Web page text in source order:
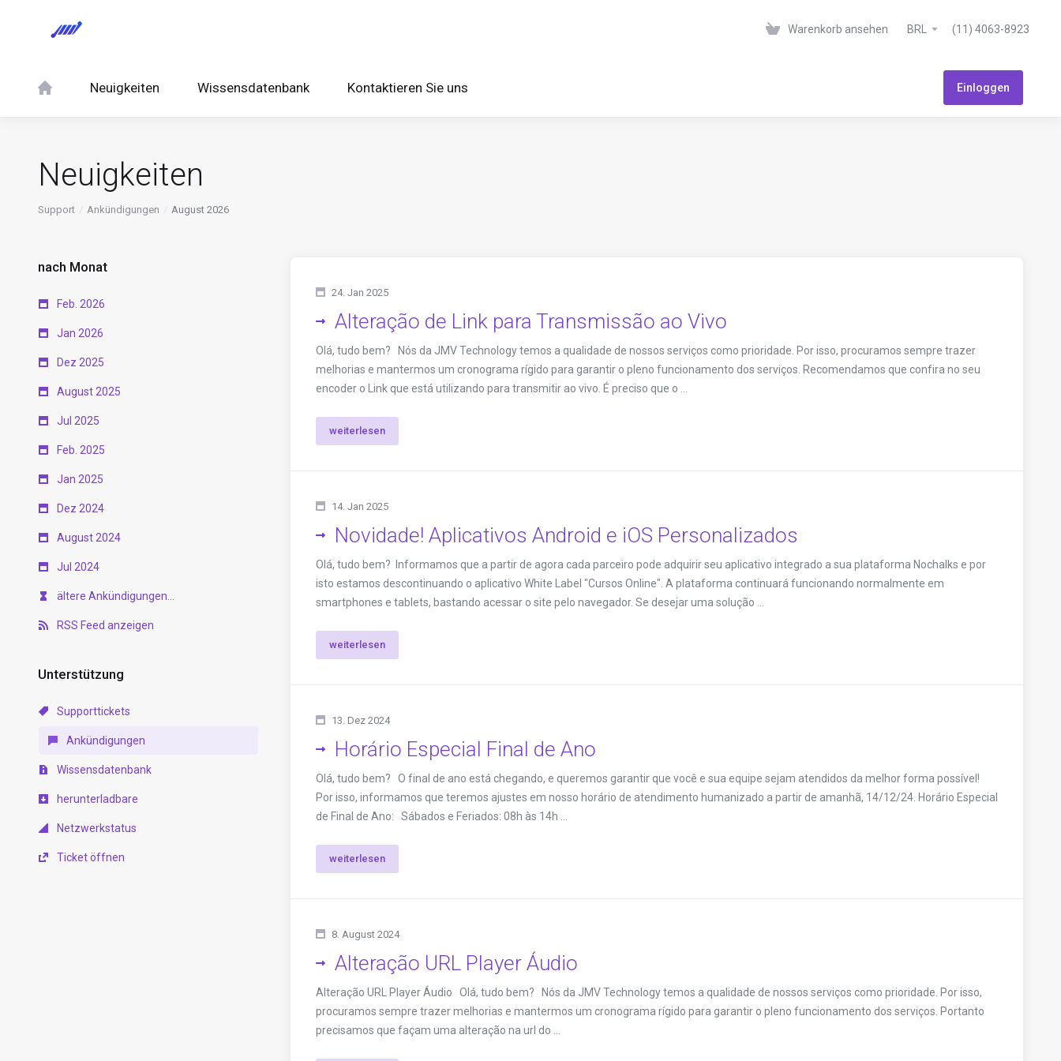
Warenkorb ansehen BRL (11) 4063-8923
Neuigkeiten Wissensdatenbank Kontaktieren Sie uns Einloggen
Neuigkeiten
Support Ankündigungen August 2026
nach Monat
Feb. 2026
Jan 2026
Dez 2025
August 2025
Jul 2025
Feb. 2025
Jan 2025
Dez 2024
August 2024
Jul 2024
ältere Ankündigungen...
RSS Feed anzeigen
Unterstützung
Supporttickets
Ankündigungen
Wissensdatenbank
herunterladbare
Netzwerkstatus
Ticket öffnen
24. Jan 2025
Alteração de Link para Transmissão ao Vivo
Olá, tudo bem? Nós da JMV Technology temos a qualidade de nossos serviços como prioridade. Por isso, procuramos sempre trazer
melhorias e mantermos um cronograma rígido para garantir o pleno funcionamento dos serviços. Recomendamos que confira no seu
encoder o Link que está utilizando para transmitir ao vivo. É preciso que o ...
weiterlesen
14. Jan 2025
Novidade! Aplicativos Android e iOS Personalizados
Olá, tudo bem? Informamos que a partir de agora cada parceiro pode adquirir seu aplicativo integrado a sua plataforma Nochalks e por
isto estamos descontinuando o aplicativo White Label "Cursos Online". A plataforma continuará funcionando normalmente em
smartphones e tablets, bastando acessar o site pelo navegador. Se desejar uma solução ...
weiterlesen
13. Dez 2024
Horário Especial Final de Ano
Olá, tudo bem? O final de ano está chegando, e queremos garantir que você e sua equipe sejam atendidos da melhor forma possível!
Por isso, informamos que teremos ajustes em nosso horário de atendimento humanizado a partir de amanhã, 14/12/24. Horário Especial
de Final de Ano: Sábados e Feriados: 08h às 14h ...
weiterlesen
8. August 2024
Alteração URL Player Áudio
Alteração URL Player Áudio Olá, tudo bem? Nós da JMV Technology temos a qualidade de nossos serviços como prioridade. Por isso,
procuramos sempre trazer melhorias e mantermos um cronograma rígido para garantir o pleno funcionamento dos serviços. Portanto
precisamos que façam uma alteração na url do ...